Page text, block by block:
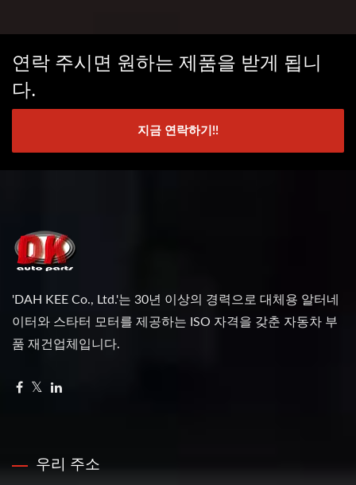
연락 주시면 원하는 제품을 받게 됩니
다.
지금 연락하기!!
'DAH KEE Co., Ltd.'는 30년 이상의 경력으로 대체용 알터네
이터와 스타터 모터를 제공하는 ISO 자격을 갖춘 자동차 부
품 재건업체입니다.
우리 주소